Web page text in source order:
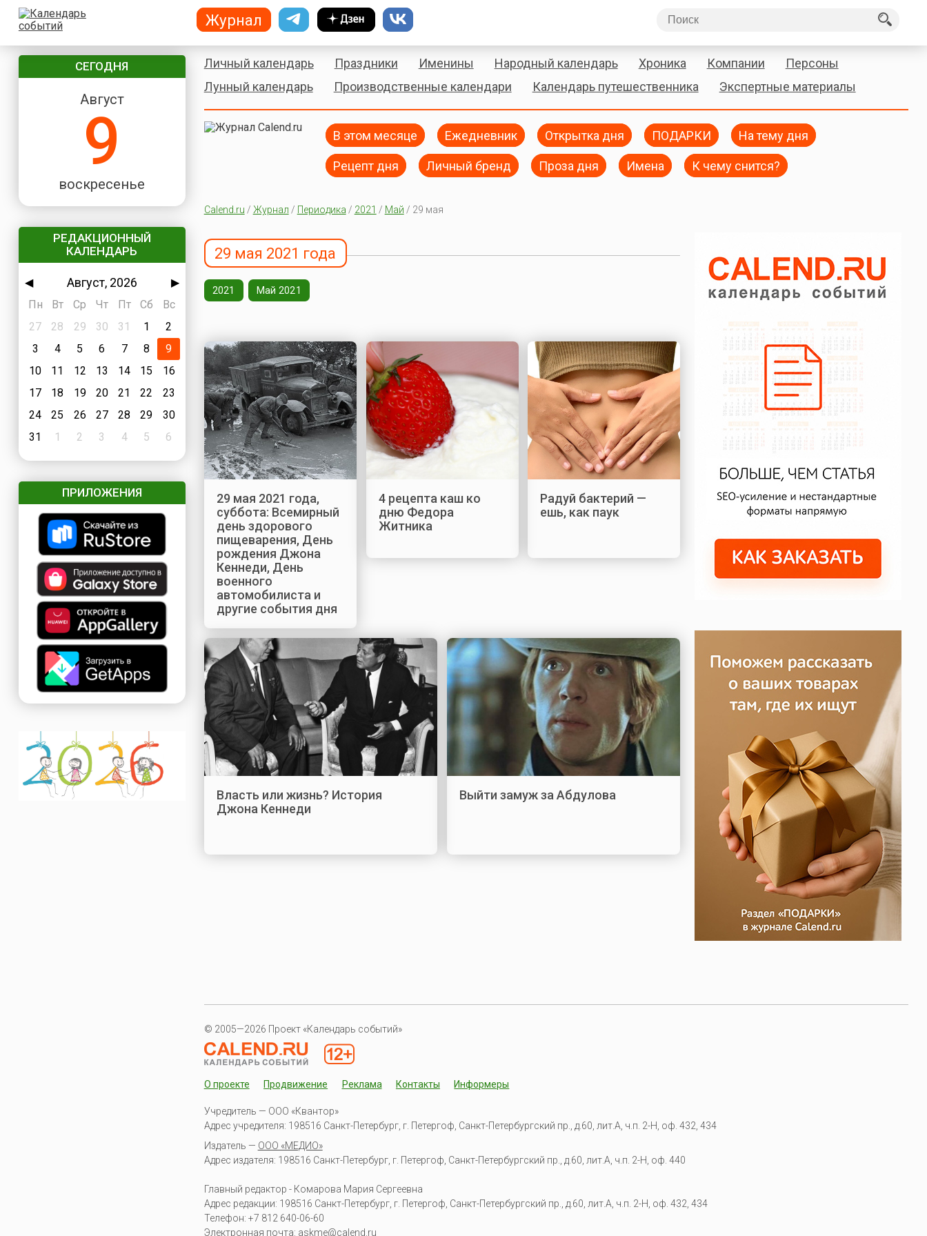
СЕГОДНЯ
Август
9
воскресенье
РЕДАКЦИОННЫЙ
КАЛЕНДАРЬ
◀ Август, 2026
▶
Пн
Вт Ср Чт Пт Сб
Вс
27
28 29 30 31 1
2
3
4 5 6 7 8
9
10
11 12 13 14 15
16
17
18 19 20 21 22
23
24
25 26 27 28 29
30
31
1 2 3 4 5 6
ПРИЛОЖЕНИЯ
Личный календарь Праздники Именины Народный календарь Хроника Компании
Персоны
Лунный календарь
Производственные календари Календарь путешественника Экспертные материалы
В этом месяце Ежедневник Открытка дня ПОДАРКИ На тему дня
Рецепт дня Личный бренд Проза дня Имена К чему снится?
Calend.ru / Журнал / Периодика / 2021 / Май / 29 мая
29 мая 2021 года
2021 Май 2021
29 мая 2021 года,
суббота: Всемирный
день здорового
пищеварения, День
рождения Джона
Кеннеди, День
военного
автомобилиста и
другие события дня
4 рецепта каш ко
дню Федора
Житника
Радуй бактерий —
ешь, как паук
Власть или жизнь? История
Джона Кеннеди
Выйти замуж за Абдулова
© 2005—2026 Проект «Календарь событий»
О проекте Продвижение Реклама Контакты Информеры
Учредитель — ООО «Квантор»
Адрес учредителя: 198516 Санкт-Петербург, г. Петергоф, Санкт-Петербургский пр., д.60, лит.А, ч.п. 2-Н, оф. 432, 434
Издатель — ООО «МЕДИО»
Адрес издателя: 198516 Санкт-Петербург, г. Петергоф, Санкт-Петербургский пр., д.60, лит.А, ч.п. 2-Н, оф. 440
Главный редактор - Комарова Мария Сергеевна
Адрес редакции: 198516 Санкт-Петербург, г. Петергоф, Санкт-Петербургский пр., д.60, лит.А, ч.п. 2-Н, оф. 432, 434
Телефон: +7 812 640-06-60
Электронная почта: askme@calend.ru
Журнал